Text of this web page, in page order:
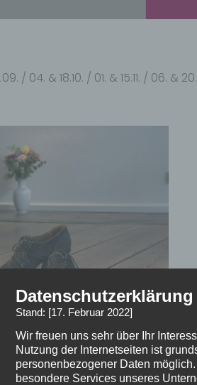
04. & 18.10. / 01. & 15.11. / 06. &
Datenschutzerklärung
Stand: [17. Februar 2022]
Wir freuen uns sehr über Ihr
Nutzung der Internetseiten ist
personenbezogener Daten
besondere Services unseres